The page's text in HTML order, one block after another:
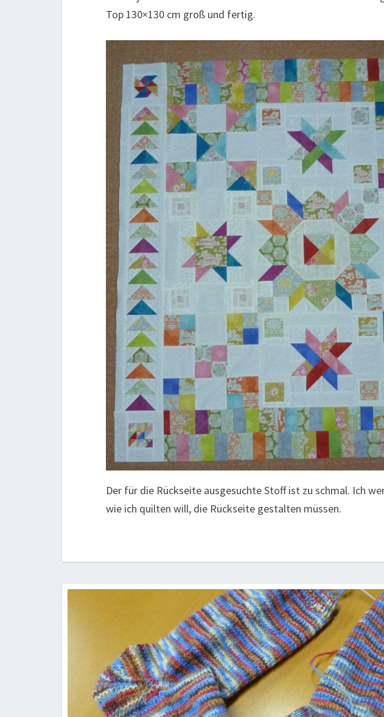
Top 130×130 cm groß und fertig.
Der für die Rückseite ausgesuchte Stoff ist zu schmal. Ich
wie ich quilten will, die Rückseite gestalten müssen.